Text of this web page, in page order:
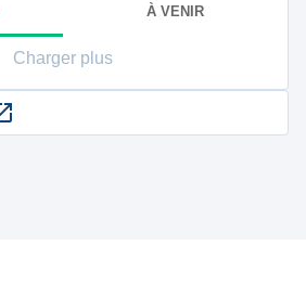
À VENIR
Charger plus